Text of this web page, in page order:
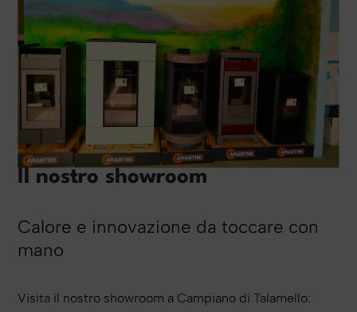
Il nostro showroom
Calore e innovazione da toccare con
mano
Visita il nostro showroom a Campiano di Talamello: